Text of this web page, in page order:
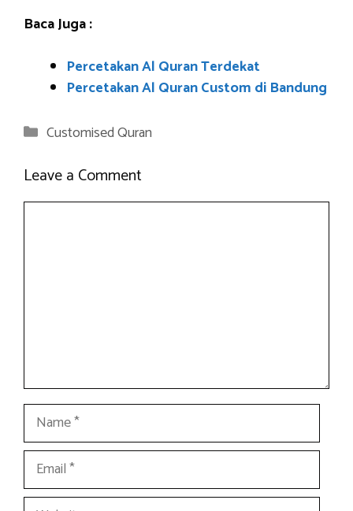
Baca Juga :
Percetakan Al Quran Terdekat
Percetakan Al Quran Custom di Bandung
Categories
Customised Quran
Leave a Comment
Name
Email
Website